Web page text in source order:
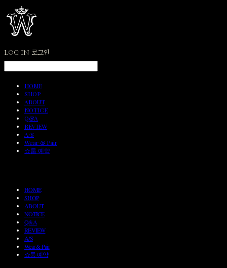
LOG IN 로그인
HOME
SHOP
ABOUT
NOTICE
Q&A
REVIEW
A/S
Wear & Pair
쇼룸 예약
HOME
SHOP
ABOUT
NOTICE
Q&A
REVIEW
A/S
Wear & Pair
쇼룸 예약